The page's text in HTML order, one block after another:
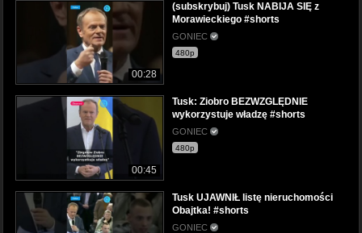
00:28
(subskrybuj) Tusk NABIJA SIĘ z
Morawieckiego #shorts
GONIEC
480p
00:45
Tusk: Ziobro BEZWZGLĘDNIE
wykorzystuje władzę #shorts
GONIEC
480p
Tusk UJAWNIŁ listę nieruchomości
Obajtka! #shorts
GONIEC